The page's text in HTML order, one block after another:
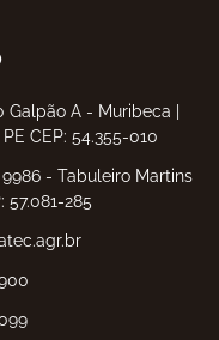
Galpão A - Muribeca |
CEP: 54.355-010
- Tabuleiro Martins
57.081-285